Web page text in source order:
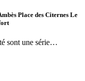
Place des Citernes Le
sont une série…